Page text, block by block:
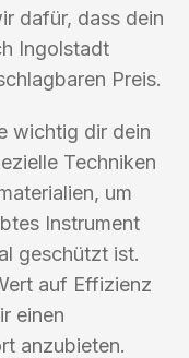
dafür, dass dein
Ingolstadt
Preis.
wichtig dir dein
Techniken
um
Instrument
geschützt ist.
auf Effizienz
einen
anzubieten.